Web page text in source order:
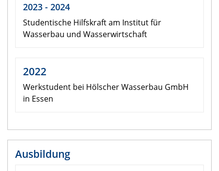
2023 - 2024
Studentische Hilfskraft am Institut für
Wasserbau und Wasserwirtschaft
2022
Werkstudent bei Hölscher Wasserbau GmbH
in Essen
Ausbildung